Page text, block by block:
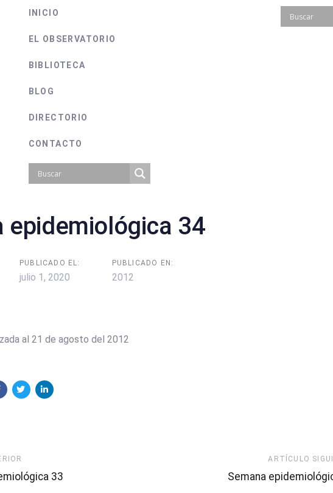
INICIO
EL OBSERVATORIO
BIBLIOTECA
BLOG
DIRECTORIO
CONTACTO
epidemiológica 34
PUBLICADO EL:
julio 1, 2020
PUBLICADO EN:
2012
al 21 de agosto del 2012
33
Siguiente
ARTÍCULO
Semana